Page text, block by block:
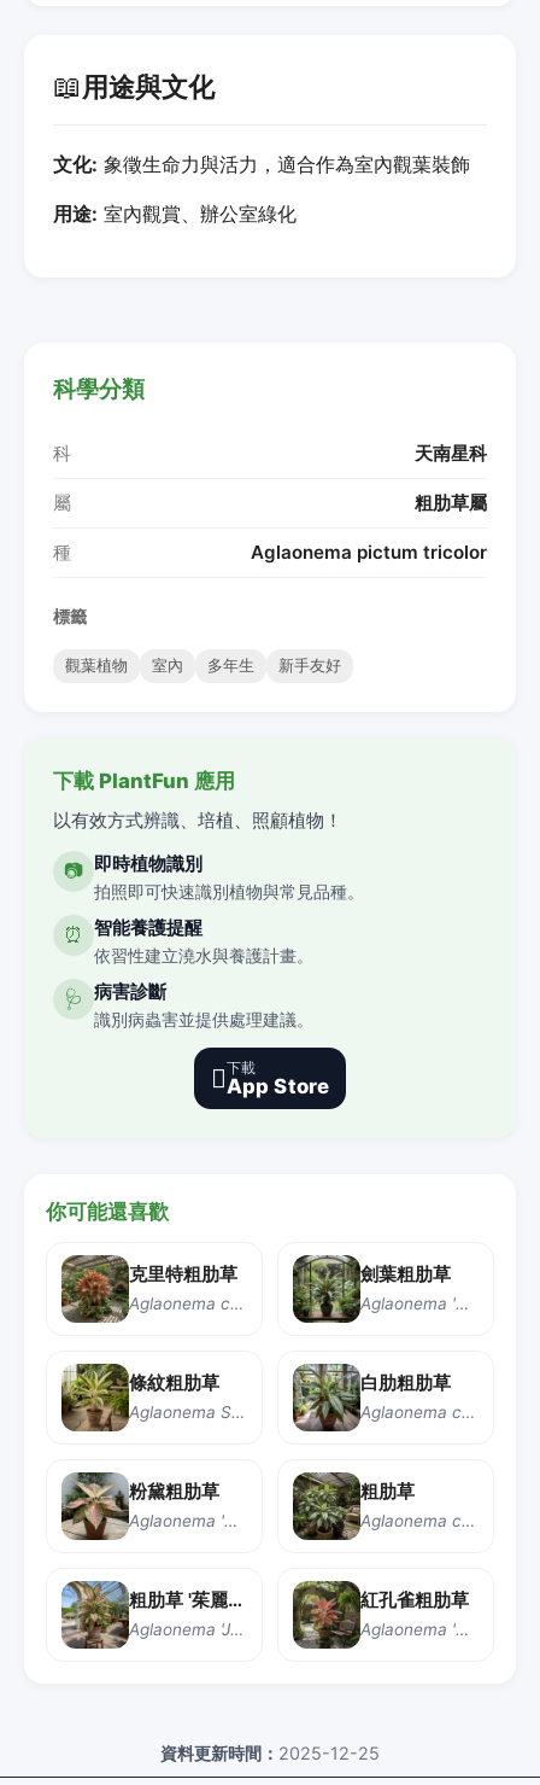
📖用途與文化
文化: 象徵生命力與活力，適合作為室內觀葉裝飾
用途: 室內觀賞、辦公室綠化
科學分類
科 天南星科
屬 粗肋草屬
種 Aglaonema pictum tricolor
標籤
觀葉植物 室內 多年生 新手友好
下載 PlantFun 應用
以有效方式辨識、培植、照顧植物！
📷 即時植物識別
拍照即可快速識別植物與常見品種。
⏰ 智能養護提醒
依習性建立澆水與養護計畫。
🩺 病害診斷
識別病蟲害並提供處理建議。
下載
App Store
你可能還喜歡
克里特粗肋草
Aglaonema commutatum 'Crete'
劍葉粗肋草
Aglaonema 'Cutlass'
條紋粗肋草
Aglaonema Stripes
白肋粗肋草
Aglaonema costatum
粉黛粗肋草
Aglaonema 'Pink Dalmatian'
粗肋草
Aglaonema commutatum
粗肋草 '茱麗葉'
Aglaonema 'Juliette'
紅孔雀粗肋草
Aglaonema 'Red Peacock'
資料更新時間： 2025-12-25